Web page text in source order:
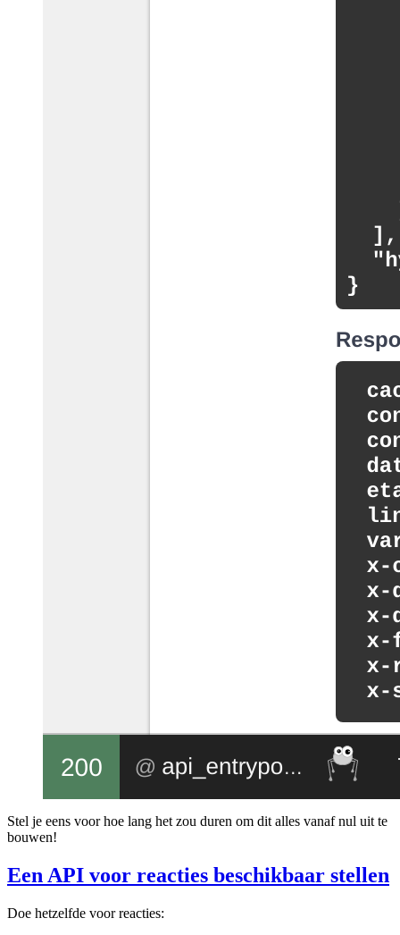
Stel je eens voor hoe lang het zou duren om dit alles vanaf nul uit te
bouwen!
Een API voor reacties beschikbaar stellen
Doe hetzelfde voor reacties: